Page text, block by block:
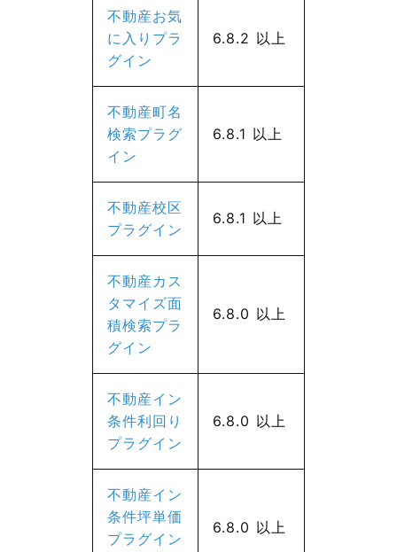
不動産お気
に入りプラ
グイン
6.8.2 以上
不動産町名
検索プラグ
イン
6.8.1 以上
不動産校区
プラグイン
6.8.1 以上
不動産カス
タマイズ面
積検索プラ
グイン
6.8.0 以上
不動産イン
条件利回り
プラグイン
6.8.0 以上
不動産イン
条件坪単価
プラグイン
6.8.0 以上